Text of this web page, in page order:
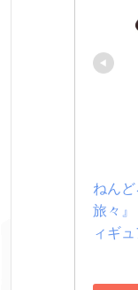
ねん
旅々』
ィギ